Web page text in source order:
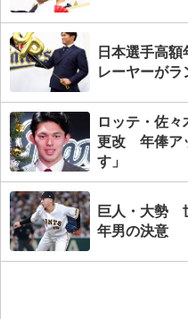
日本選手高
レーヤーがラ
ロッテ・佐
更改 年俸ア
す」
巨人・大勢
年男の決意